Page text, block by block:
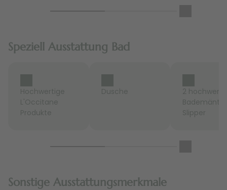
Speziell Ausstattung Bad
Hochwertige
L'Occitane
Produkte
Dusche
2
Slipper
Sonstige Ausstattungsmerkmale